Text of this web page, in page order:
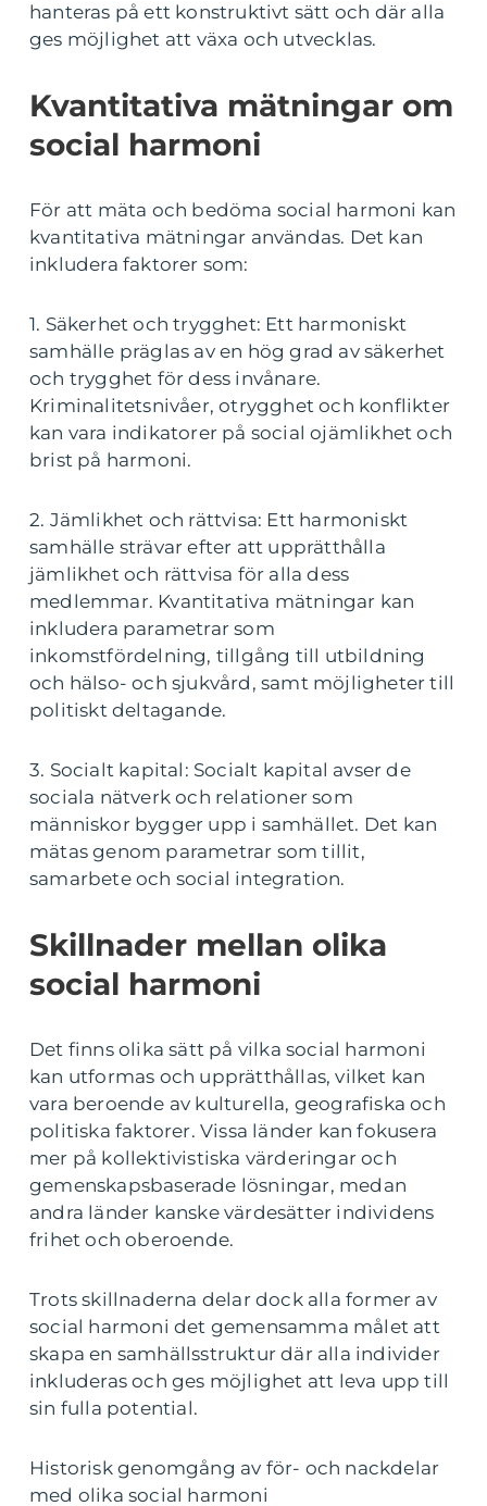
hanteras på ett konstruktivt sätt och där alla
ges möjlighet att växa och utvecklas.
Kvantitativa mätningar om
social harmoni
För att mäta och bedöma social harmoni kan
kvantitativa mätningar användas. Det kan
inkludera faktorer som:
1. Säkerhet och trygghet: Ett harmoniskt
samhälle präglas av en hög grad av säkerhet
och trygghet för dess invånare.
Kriminalitetsnivåer, otrygghet och konflikter
kan vara indikatorer på social ojämlikhet och
brist på harmoni.
2. Jämlikhet och rättvisa: Ett harmoniskt
samhälle strävar efter att upprätthålla
jämlikhet och rättvisa för alla dess
medlemmar. Kvantitativa mätningar kan
inkludera parametrar som
inkomstfördelning, tillgång till utbildning
och hälso- och sjukvård, samt möjligheter till
politiskt deltagande.
3. Socialt kapital: Socialt kapital avser de
sociala nätverk och relationer som
människor bygger upp i samhället. Det kan
mätas genom parametrar som tillit,
samarbete och social integration.
Skillnader mellan olika
social harmoni
Det finns olika sätt på vilka social harmoni
kan utformas och upprätthållas, vilket kan
vara beroende av kulturella, geografiska och
politiska faktorer. Vissa länder kan fokusera
mer på kollektivistiska värderingar och
gemenskapsbaserade lösningar, medan
andra länder kanske värdesätter individens
frihet och oberoende.
Trots skillnaderna delar dock alla former av
social harmoni det gemensamma målet att
skapa en samhällsstruktur där alla individer
inkluderas och ges möjlighet att leva upp till
sin fulla potential.
Historisk genomgång av för- och nackdelar
med olika social harmoni